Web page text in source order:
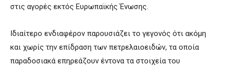
στις αγορές εκτός Ευρωπαϊκής Ένωσης.
Ιδιαίτερο ενδιαφέρον παρουσιάζει το γεγονός ότι ακόμη
και χωρίς την επίδραση των πετρελαιοειδών, τα οποία
παραδοσιακά επηρεάζουν έντονα τα στοιχεία του